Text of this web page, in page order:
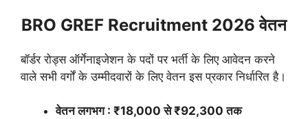
BRO GREF Recruitment 2026 वेतन
बॉर्डर रोड्स ऑर्गेनाइजेशन के पदों पर भर्ती के लिए आवेदन करने
वाले सभी वर्गों के उम्मीदवारों के लिए वेतन इस प्रकार निर्धारित है।
वेतन लगभग : ₹18,000 से ₹92,300 तक